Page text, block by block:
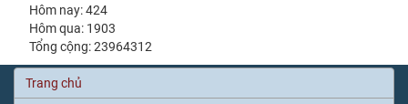
Hôm nay: 424
Hôm qua: 1903
Tổng cộng: 23964312
Trang chủ